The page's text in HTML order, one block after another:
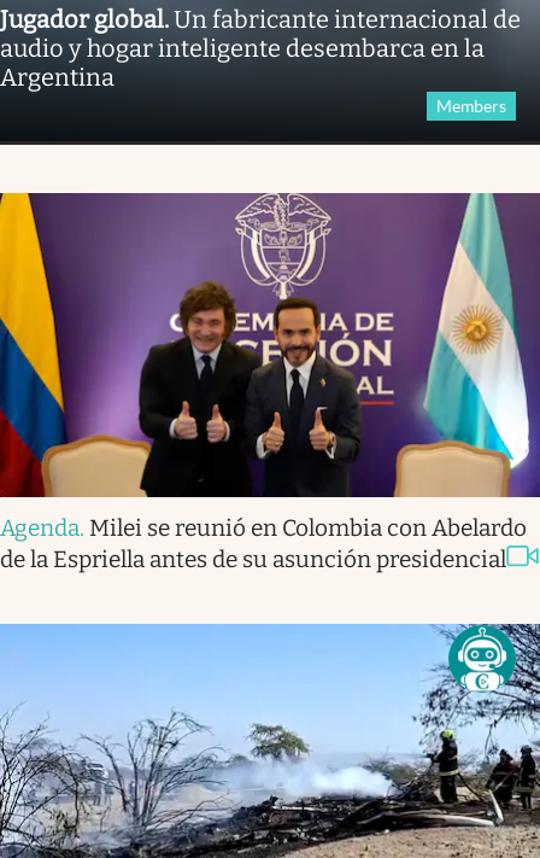
Jugador global.Un fabricante internacional de
audio y hogar inteligente desembarca en la
Argentina
Members
Agenda. Milei se reunió en Colombia con Abelardo
de la Espriella antes de su asunción presidencial